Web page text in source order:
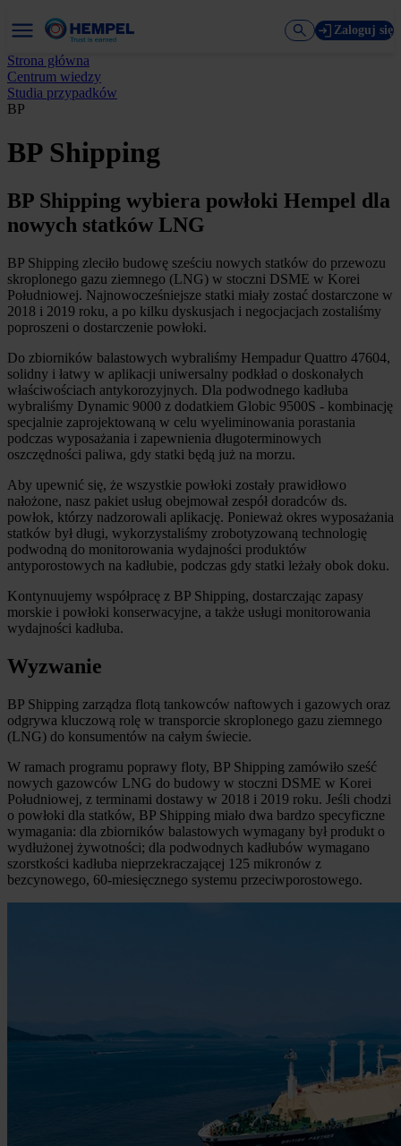
Zaloguj się
Strona główna
Centrum wiedzy
Studia przypadków
BP
BP Shipping
BP Shipping wybiera powłoki Hempel dla
nowych statków LNG
BP Shipping zleciło budowę sześciu nowych statków do przewozu
skroplonego gazu ziemnego (LNG) w stoczni DSME w Korei
Południowej. Najnowocześniejsze statki miały zostać dostarczone w
2018 i 2019 roku, a po kilku dyskusjach i negocjacjach zostaliśmy
poproszeni o dostarczenie powłoki.
Do zbiorników balastowych wybraliśmy Hempadur Quattro 47604,
solidny i łatwy w aplikacji uniwersalny podkład o doskonałych
właściwościach antykorozyjnych. Dla podwodnego kadłuba
wybraliśmy Dynamic 9000 z dodatkiem Globic 9500S - kombinację
specjalnie zaprojektowaną w celu wyeliminowania porastania
podczas wyposażania i zapewnienia długoterminowych
oszczędności paliwa, gdy statki będą już na morzu.
Aby upewnić się, że wszystkie powłoki zostały prawidłowo
nałożone, nasz pakiet usług obejmował zespół doradców ds.
powłok, którzy nadzorowali aplikację. Ponieważ okres wyposażania
statków był długi, wykorzystaliśmy zrobotyzowaną technologię
podwodną do monitorowania wydajności produktów
antyporostowych na kadłubie, podczas gdy statki leżały obok doku.
Kontynuujemy współpracę z BP Shipping, dostarczając zapasy
morskie i powłoki konserwacyjne, a także usługi monitorowania
wydajności kadłuba.
Wyzwanie
BP Shipping zarządza flotą tankowców naftowych i gazowych oraz
odgrywa kluczową rolę w transporcie skroplonego gazu ziemnego
(LNG) do konsumentów na całym świecie.
W ramach programu poprawy floty, BP Shipping zamówiło sześć
nowych gazowców LNG do budowy w stoczni DSME w Korei
Południowej, z terminami dostawy w 2018 i 2019 roku. Jeśli chodzi
o powłoki dla statków, BP Shipping miało dwa bardzo specyficzne
wymagania: dla zbiorników balastowych wymagany był produkt o
wydłużonej żywotności; dla podwodnych kadłubów wymagano
szorstkości kadłuba nieprzekraczającej 125 mikronów z
bezcynowego, 60-miesięcznego systemu przeciwporostowego.